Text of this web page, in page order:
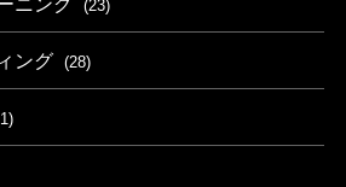
(23)
ング (28)